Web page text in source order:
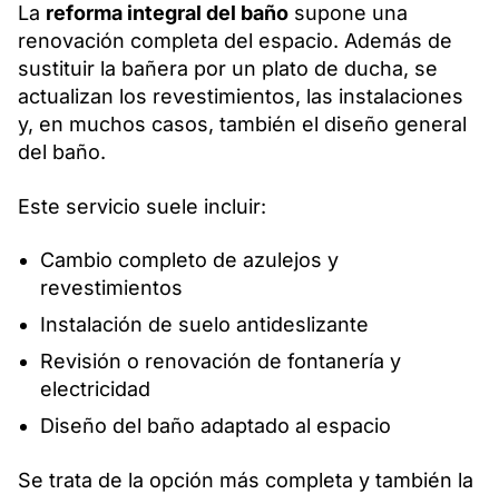
La reforma integral del baño supone una
renovación completa del espacio. Además de
sustituir la bañera por un plato de ducha, se
actualizan los revestimientos, las instalaciones
y, en muchos casos, también el diseño general
del baño.
Este servicio suele incluir:
Cambio completo de azulejos y
revestimientos
Instalación de suelo antideslizante
Revisión o renovación de fontanería y
electricidad
Diseño del baño adaptado al espacio
Se trata de la opción más completa y también la